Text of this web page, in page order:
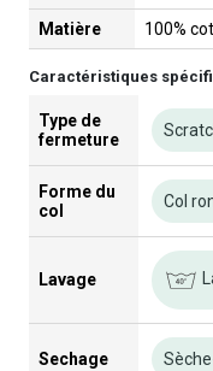
Matière 100%
Caractéristiques
Type de
fermeture
Forme du
col
Col
Lavage
Sechage